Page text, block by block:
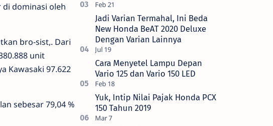
di dominasi oleh
bro-sist,. Dari
unit
Kawasaki 97.622
sebesar 79,04 %
Jadi Varian Termahal, Ini Beda
New Honda BeAT 2020 Deluxe
Dengan Varian Lainnya
Cara Menyetel Lampu Depan
Vario 125 dan Vario 150 LED
Yuk, Intip Nilai Pajak Honda PCX
150 Tahun 2019